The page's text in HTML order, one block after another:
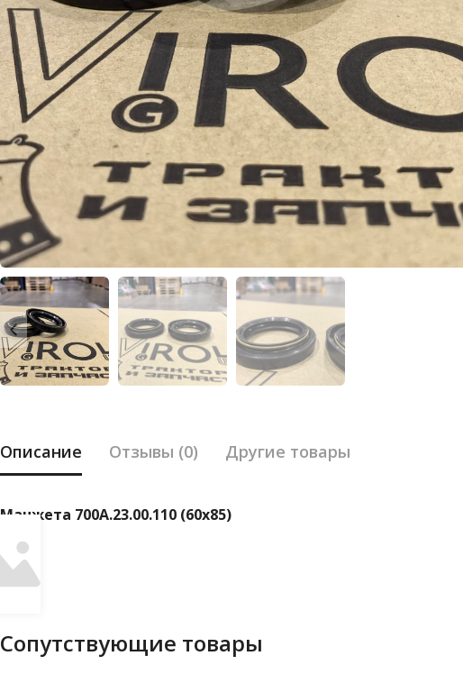
Описание Отзывы (0) Другие товары
Манжета 700А.23.00.110 (60х85)
Сопутствующие товары